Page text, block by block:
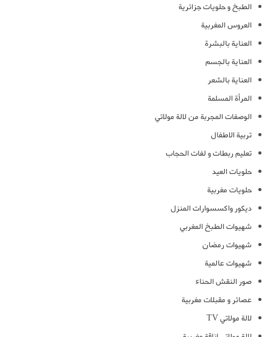
الطبخ و حلويات جزائرية
العروس المغربية
العناية بالبشرة
العناية بالجسم
العناية بالشعر
المرأة المسلمة
الوصفات المجربة من لالة مولاتي
تربية الاطفال
تعليم ربطات و لفات الحجاب
حلويات العيد
حلويات مغربية
ديكور واكسسوارات المنزل
شهيوات الطبخ المغربي
شهيوات رمضان
شهيوات عالمية
صور النقش الحناء
عصائر و مقبلات مغربية
لالة مولاتي TV